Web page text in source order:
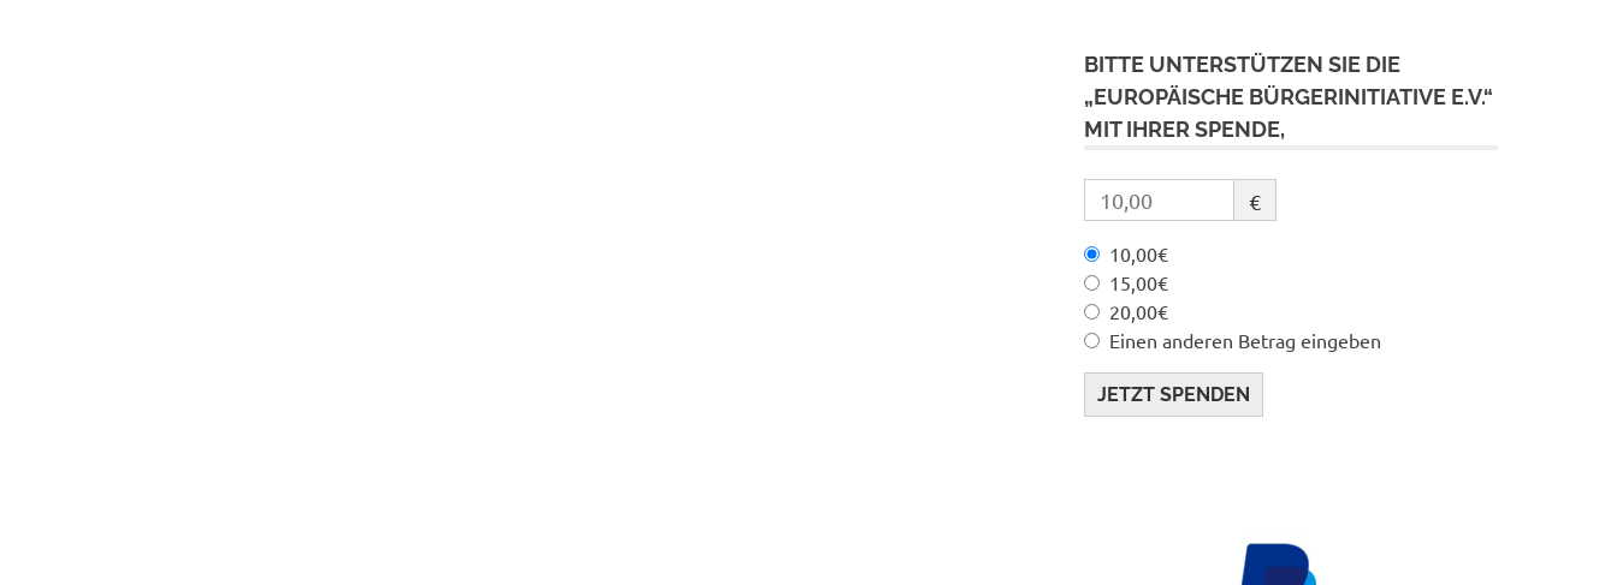
BITTE UNTERSTÜTZEN SIE DIE
„EUROPÄISCHE BÜRGERINITIATIVE E.V.“
MIT IHRER SPENDE,
€
10,00€
15,00€
20,00€
Einen anderen Betrag eingeben
JETZT SPENDEN